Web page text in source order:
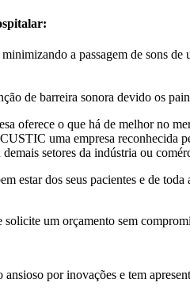
a passagem de sons de
de barreira sonora devido os
oferece o que há de melhor no
uma empresa reconhecida
demais setores da indústria ou
estar dos seus pacientes e de
um orçamento sem
por inovações e tem